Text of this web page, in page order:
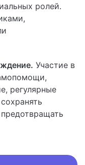
ролей.
Участие в
регулярные